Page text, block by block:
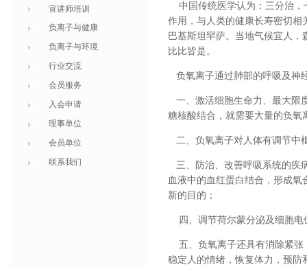
宣讲师培训
负离子与健康
负离子与环境
行业交流
会员服务
入会申请
理事单位
会员单位
联系我们
中国传统医学认为：三分治，
作用，与人类的健康长寿密切相
巴基斯坦罕萨。当地气候宜人
比比皆是。
负氧离子通过肺部的呼吸及神
一、激活细胞生命力、最大限
糖核酸结合，就需要大量的负氧
二、负氧离子对人体有调节中
三、防治、改善呼吸系统的疾
血液中的血红蛋白结合，形成
新的目的；
四、调节荷尔蒙分泌及细胞电
五、负氧离子还具有消除紧张
稳定人的情绪，恢复体力，预防